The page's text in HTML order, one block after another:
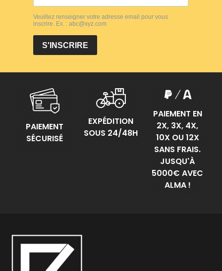
PAIEMENT
SÉCURISÉ
EXPÉDITION
SOUS 24/48H
PAIEMENT EN
2X, 3X, 4X,
10X OU 12X
SANS FRAIS.
JUSQU'À
5000€ AVEC
ALMA !